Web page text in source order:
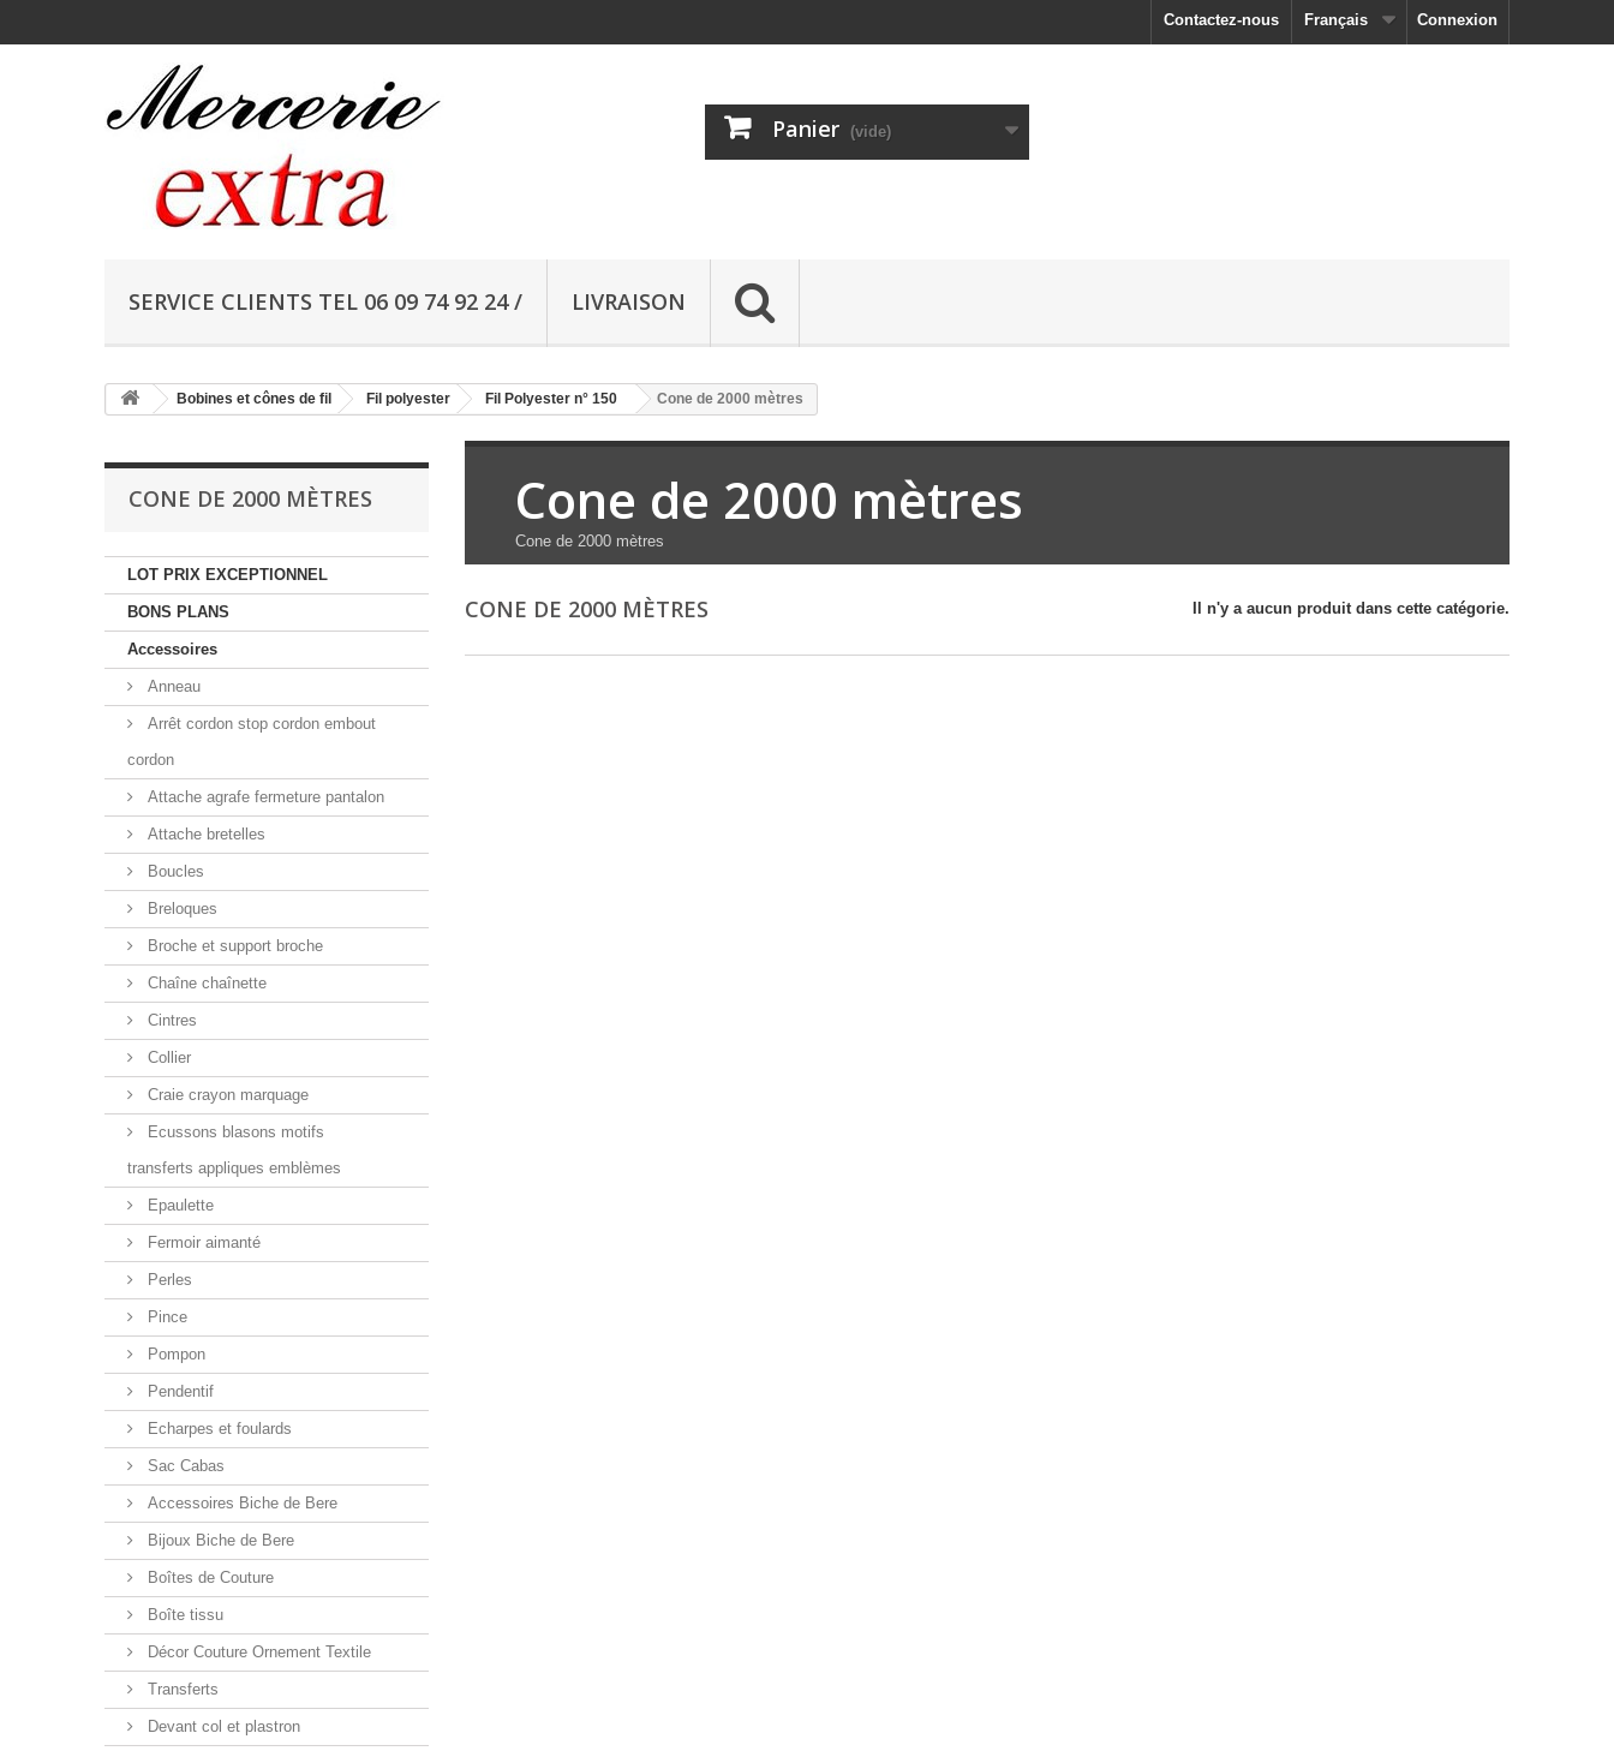
Connexion
Français
Contactez-nous
Panier (vide)
SERVICE CLIENTS TEL 06 09 74 92 24 / LIVRAISON
Bobines et cônes de fil Fil polyester Fil Polyester n° 150 Cone de 2000 mètres
CONE DE 2000 MÈTRES
LOT PRIX EXCEPTIONNEL
BONS PLANS
Accessoires
Anneau
Arrêt cordon stop cordon embout
cordon
Attache agrafe fermeture pantalon
Attache bretelles
Boucles
Breloques
Broche et support broche
Chaîne chaînette
Cintres
Collier
Craie crayon marquage
Ecussons blasons motifs
transferts appliques emblèmes
Epaulette
Fermoir aimanté
Perles
Pince
Pompon
Pendentif
Echarpes et foulards
Sac Cabas
Accessoires Biche de Bere
Bijoux Biche de Bere
Boîtes de Couture
Boîte tissu
Décor Couture Ornement Textile
Transferts
Devant col et plastron
Cone de 2000 mètres
Cone de 2000 mètres
CONE DE 2000 MÈTRES Il n'y a aucun produit dans cette catégorie.